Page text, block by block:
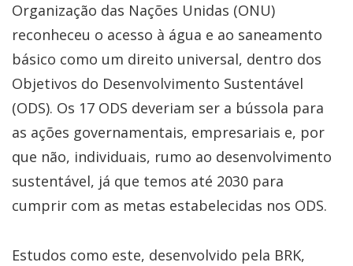
Organização das Nações Unidas (ONU)
reconheceu o acesso à água e ao saneamento
básico como um direito universal, dentro dos
Objetivos do Desenvolvimento Sustentável
(ODS). Os 17 ODS deveriam ser a bússola para
as ações governamentais, empresariais e, por
que não, individuais, rumo ao desenvolvimento
sustentável, já que temos até 2030 para
cumprir com as metas estabelecidas nos ODS.
Estudos como este, desenvolvido pela BRK,